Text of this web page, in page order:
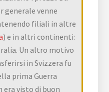
generale venne
filiali in altre
) e in altri continenti:
Un altro motivo
in Svizzera fu
prima Guerra
era visto di buon